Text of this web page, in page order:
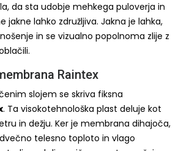
da sta udobje mehkega puloverja in
lahko združljiva. Jakna je lahka,
in se vizualno popolnoma zlije z
Raintex
slojem se skriva fiksna
. Ta visokotehnološka plast deluje kot
in dežju. Ker je membrana dihajoča,
telesno toploto in vlago